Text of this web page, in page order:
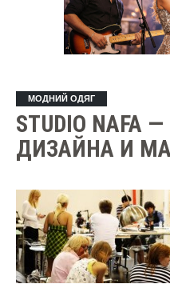
МОДНИЙ ОДЯГ
STUDIO NAFA
ДИЗАЙНА И